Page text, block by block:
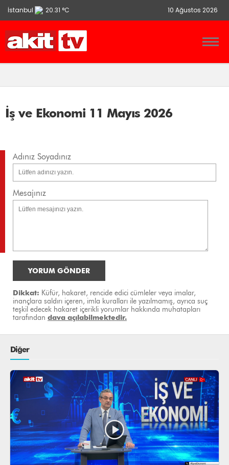
İstanbul 20.31 °C
Ankara 13.9 °C
İzmir 21.86 °C
10 Ağustos 2026
İş ve Ekonomi 11 Mayıs 2026
Adınız Soyadınız
Mesajınız
YORUM GÖNDER
Dikkat: Küfür, hakaret, rencide edici cümleler veya imalar,
inançlara saldırı içeren, imla kuralları ile yazılmamış, ayrıca suç
teşkil edecek hakaret içerikli yorumlar hakkında muhatapları
tarafından dava açılabilmektedir.
Diğer